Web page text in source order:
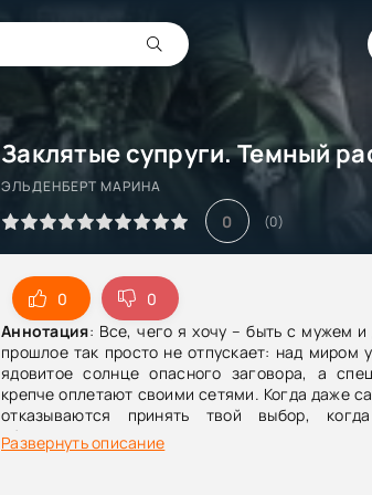
ЭЛЬДЕНБЕРТ МАРИНА
0 (0)
0
0
Аннотация: Все, чего я хочу – быть с мужем
прошлое так просто не отпускает: над миром
ядовитое солнце опасного заговора, а
крепче оплетают своими сетями. Когда даже
отказываются принять твой выбор,
обернется против, все, что нам остается –
рук. Плечом к плечу, спина к спине отстоять
Развернуть описание